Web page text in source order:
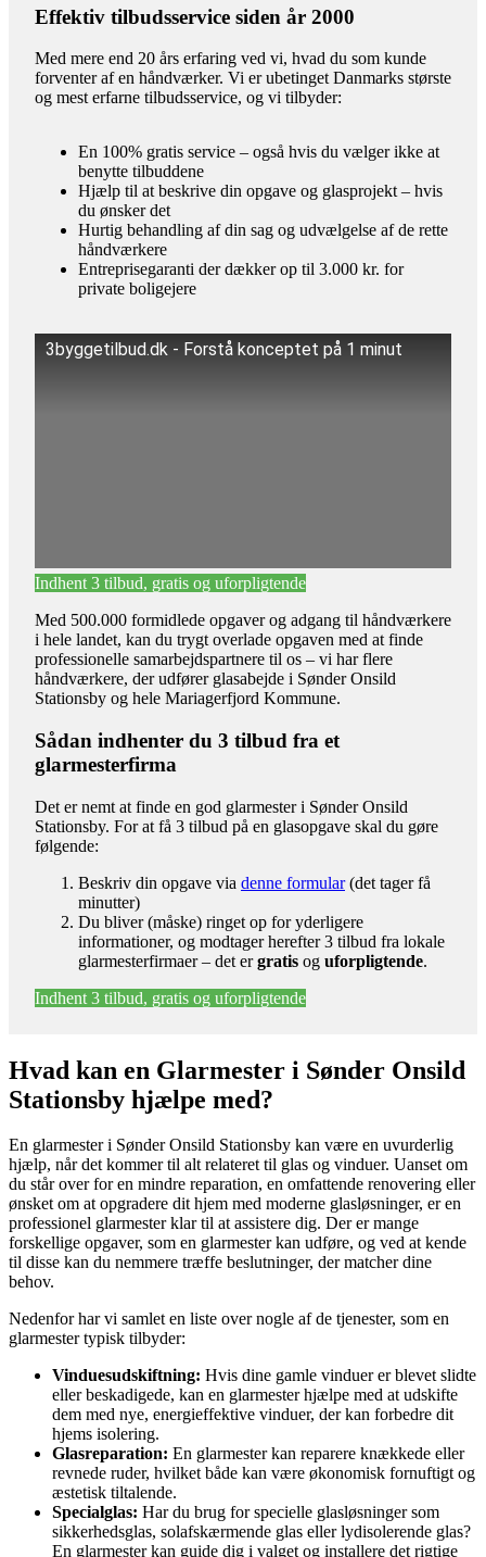
Effektiv tilbudsservice siden år 2000
Med mere end 20 års erfaring ved vi, hvad du som kunde
forventer af en håndværker. Vi er ubetinget Danmarks største
og mest erfarne tilbudsservice, og vi tilbyder:
En 100% gratis service – også hvis du vælger ikke at
benytte tilbuddene
Hjælp til at beskrive din opgave og glasprojekt – hvis
du ønsker det
Hurtig behandling af din sag og udvælgelse af de rette
håndværkere
Entreprisegaranti der dækker op til 3.000 kr. for
private boligejere
3byggetilbud.dk - Forstå konceptet på 1 minut
Indhent 3 tilbud, gratis og uforpligtende
Med 500.000 formidlede opgaver og adgang til håndværkere
i hele landet, kan du trygt overlade opgaven med at finde
professionelle samarbejdspartnere til os – vi har flere
håndværkere, der udfører glasabejde i Sønder Onsild
Stationsby og hele Mariagerfjord Kommune.
Sådan indhenter du 3 tilbud fra et
glarmesterfirma
Det er nemt at finde en god glarmester i Sønder Onsild
Stationsby. For at få 3 tilbud på en glasopgave skal du gøre
følgende:
Beskriv din opgave via denne formular(det tager få
minutter)
Du bliver (måske) ringet op for yderligere
informationer, og modtager herefter 3 tilbud fra lokale
glarmesterfirmaer – det ergratis og uforpligtende.
Indhent 3 tilbud, gratis og uforpligtende
Hvad kan en Glarmester i Sønder Onsild
Stationsby hjælpe med?
En glarmester i Sønder Onsild Stationsby kan være en uvurderlig
hjælp, når det kommer til alt relateret til glas og vinduer. Uanset om
du står over for en mindre reparation, en omfattende renovering eller
ønsket om at opgradere dit hjem med moderne glasløsninger, er en
professionel glarmester klar til at assistere dig. Der er mange
forskellige opgaver, som en glarmester kan udføre, og ved at kende
til disse kan du nemmere træffe beslutninger, der matcher dine
behov.
Nedenfor har vi samlet en liste over nogle af de tjenester, som en
glarmester typisk tilbyder:
Vinduesudskiftning: Hvis dine gamle vinduer er blevet slidte
eller beskadigede, kan en glarmester hjælpe med at udskifte
dem med nye, energieffektive vinduer, der kan forbedre dit
hjems isolering.
Glasreparation: En glarmester kan reparere knækkede eller
revnede ruder, hvilket både kan være økonomisk fornuftigt og
æstetisk tiltalende.
Specialglas: Har du brug for specielle glasløsninger som
sikkerhedsglas, solafskærmende glas eller lydisolerende glas?
En glarmester kan guide dig i valget og installere det rigtige